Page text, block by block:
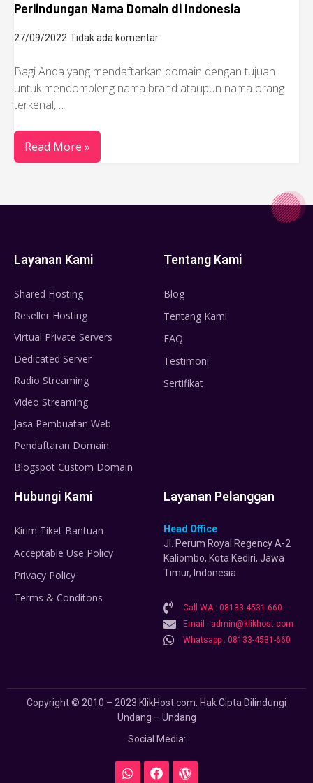
Perlindungan Nama Domain di Indonesia
27/09/2022 Tidak ada komentar
Bagi Anda yang mendaftarkan domain dengan tujuan
untuk mendompleng nama brand ataupun nama orang
terkenal,…
Read More »
Layanan Kami
Shared Hosting
Reseller Hosting
Virtual Private Servers
Dedicated Server
Radio Streaming
Video Streaming
Jasa Pembuatan Web
Pendaftaran Domain
Blogspot Custom Domain
Tentang Kami
Blog
Tentang Kami
FAQ
Testimoni
Sertifikat
Hubungi Kami
Kirim Tiket Bantuan
Acceptable Use Policy
Privacy Policy
Terms & Conditons
Layanan Pelanggan
Head Office
Jl. Perum Royal Regency A-2
Kaliombo, Kota Kediri, Jawa
Timur, Indonesia
Call WA : 08133-4531-660
Email : admin@klikhost.com
Whatsapp : 08133-4531-660
Copyright © 2010 – 2023 KlikHost.com. Hak Cipta Dilindungi
Undang – Undang
Social Media: